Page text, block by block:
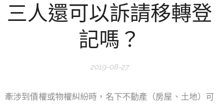
三人還可以訴請移轉登
記嗎？
2019-08-27
牽涉到債權或物權糾紛時，名下不動產（房屋、土地）可